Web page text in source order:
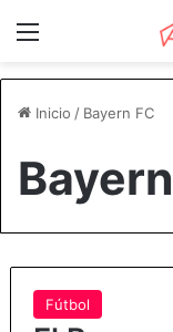
Inicio / Bayern FC
Fútbol